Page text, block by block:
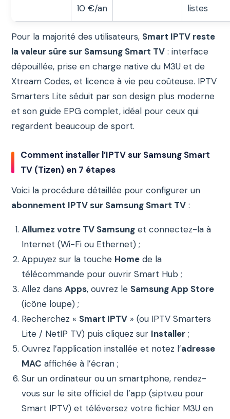
10 €/an listes
Pour la majorité des utilisateurs, Smart IPTV reste
la valeur sûre sur Samsung Smart TV : interface
dépouillée, prise en charge native du M3U et de
Xtream Codes, et licence à vie peu coûteuse. IPTV
Smarters Lite séduit par son design plus moderne
et son guide EPG complet, idéal pour ceux qui
regardent beaucoup de sport.
Comment installer l’IPTV sur Samsung Smart
TV (Tizen) en 7 étapes
Voici la procédure détaillée pour configurer un
abonnement IPTV sur Samsung Smart TV :
Allumez votre TV Samsung et connectez-la à
Internet (Wi-Fi ou Ethernet) ;
Appuyez sur la touche Home de la
télécommande pour ouvrir Smart Hub ;
Allez dansApps, ouvrez le Samsung App Store
(icône loupe) ;
Recherchez « Smart IPTV » (ou IPTV Smarters
Lite / NetIP TV) puis cliquez sur Installer ;
Ouvrez l’application installée et notez l’adresse
MAC affichée à l’écran ;
Sur un ordinateur ou un smartphone, rendez-
vous sur le site officiel de l’app (siptv.eu pour
Smart IPTV) et téléversez votre fichier M3U en